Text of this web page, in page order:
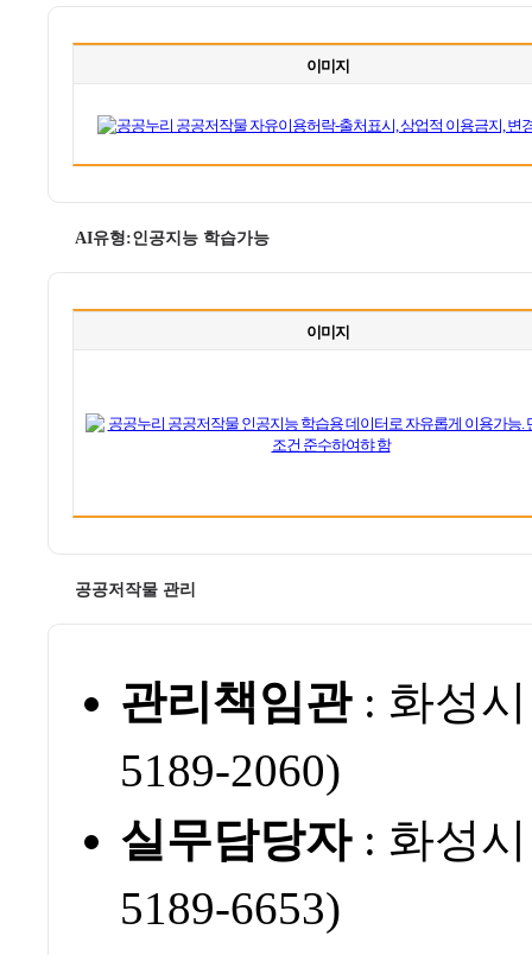
이미지
AI유형:인공지능 학습가능
이미지
공공저작물 관리
관리책임관: 화성시
5189-2060)
실무담당자: 화성시
5189-6653)